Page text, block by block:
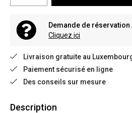
Demande de
Cliquez ici
Livraison gratuite au
Paiement sécurisé en ligne
Des conseils sur mesure
Description